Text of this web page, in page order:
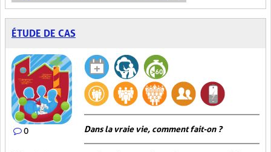
ÉTUDE DE CAS
0 Dans la vraie vie, comment fait-on ?